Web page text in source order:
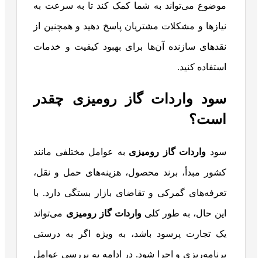
موضوع می‌تواند به شما کمک کند تا به سرعت به
نیازها و مشکلات مشتریان پاسخ دهید و همچنین از
نقدهای سازنده آن‌ها برای بهبود کیفیت و خدمات
استفاده کنید.
سود واردات گاز رومیزی چقدر
است؟
سود واردات گاز رومیزی به عوامل مختلفی مانند
کشور مبدأ، برند محصول، هزینه‌های حمل و نقل،
تعرفه‌های گمرکی و تقاضای بازار بستگی دارد. با
این حال، به طور کلیواردات گاز رومیزی می‌تواند
یک تجارت پرسود باشد، به ویژه اگر به درستی
برنامه‌ریزی و اجرا شود. در ادامه به بررسی عوامل